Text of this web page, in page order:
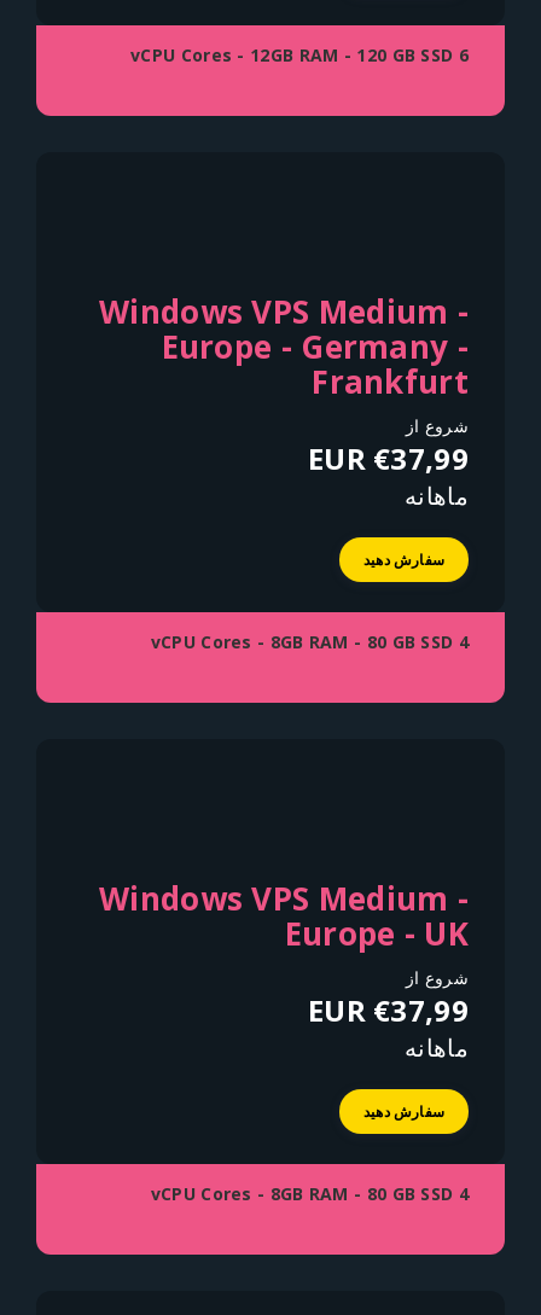
Windows VPS Medium -
Europe - Germany -
Frankfurt
شروع از
€37,99 EUR
ماهانه
سفارش دهید
Windows VPS Medium -
Europe - UK
شروع از
€37,99 EUR
ماهانه
سفارش دهید